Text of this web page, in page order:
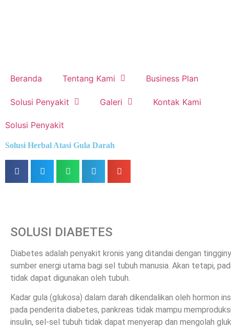
Beranda Tentang Kami Business Plan
Solusi Penyakit Galeri Kontak Kami
Solusi Penyakit
Solusi Herbal Atasi Gula Darah
SOLUSI DIABETES
Diabetes adalah penyakit kronis yang ditandai dengan
sumber energi utama bagi sel tubuh manusia. Akan tetapi,
tidak dapat digunakan oleh tubuh.
Kadar gula (glukosa) dalam darah dikendalikan oleh hormon
pada penderita diabetes, pankreas tidak mampu
insulin, sel-sel tubuh tidak dapat menyerap dan mengolah